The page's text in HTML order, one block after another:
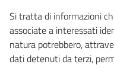
Si tratta di informazioni
associate a interessati
natura potrebbero,
dati detenuti da terzi,